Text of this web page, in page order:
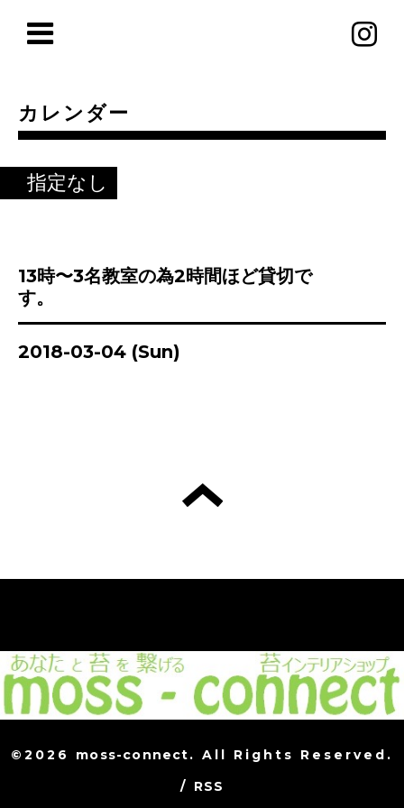
カレンダー
指定なし
13時〜3名教室の為2時間ほど貸切で
す。
2018-03-04 (Sun)
©2026 moss-connect. All Rights Reserved.
/ RSS